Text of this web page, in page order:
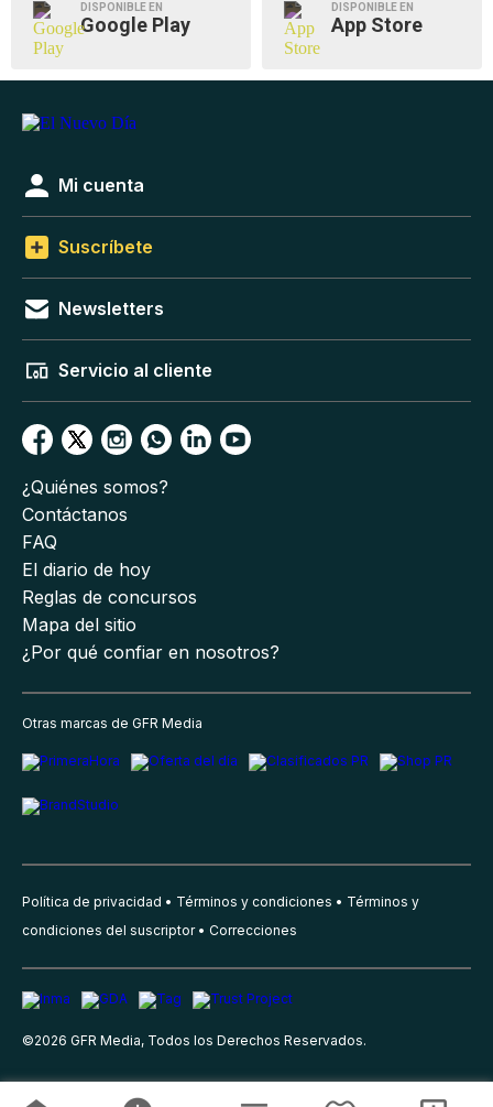
DISPONIBLE EN
Google Play
DISPONIBLE EN
App Store
Mi cuenta
Suscríbete
Newsletters
Servicio al cliente
¿Quiénes somos?
Contáctanos
FAQ
El diario de hoy
Reglas de concursos
Mapa del sitio
¿Por qué confiar en nosotros?
Otras marcas de GFR Media
Política de privacidad Términos y condiciones
Términos y
condiciones del suscriptor
Correcciones
©2026 GFR Media, Todos los Derechos Reservados.